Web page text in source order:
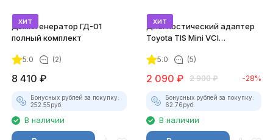
хит
Дымогенератор ГД-01
полный комплект
5.0 (2)
8 410 ₽
Бонусных рублей за покупку:
252.55руб.
В наличии
хит
Диагностический адаптер
Toyota TIS Mini VCI
5.0 (5)
2 090 ₽ 2 900 ₽ -28%
Бонусных рублей за покупку:
62.76руб.
В наличии